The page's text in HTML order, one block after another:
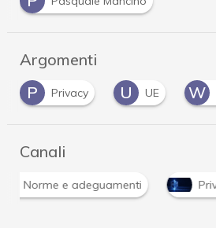
Argomenti
U
UE Whistleblower
Canali
Norme e adeguamenti